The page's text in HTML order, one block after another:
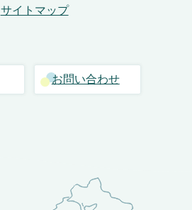
サイトマップ
お問い合わせ